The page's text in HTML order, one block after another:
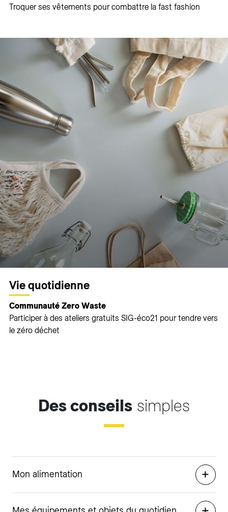
Troquer ses vêtements pour combattre la fast fashion
Vie quotidienne
Communauté Zero Waste
Participer à des ateliers gratuits SIG-éco21 pour tendre vers
le zéro déchet
Des conseils simples
Mon alimentation